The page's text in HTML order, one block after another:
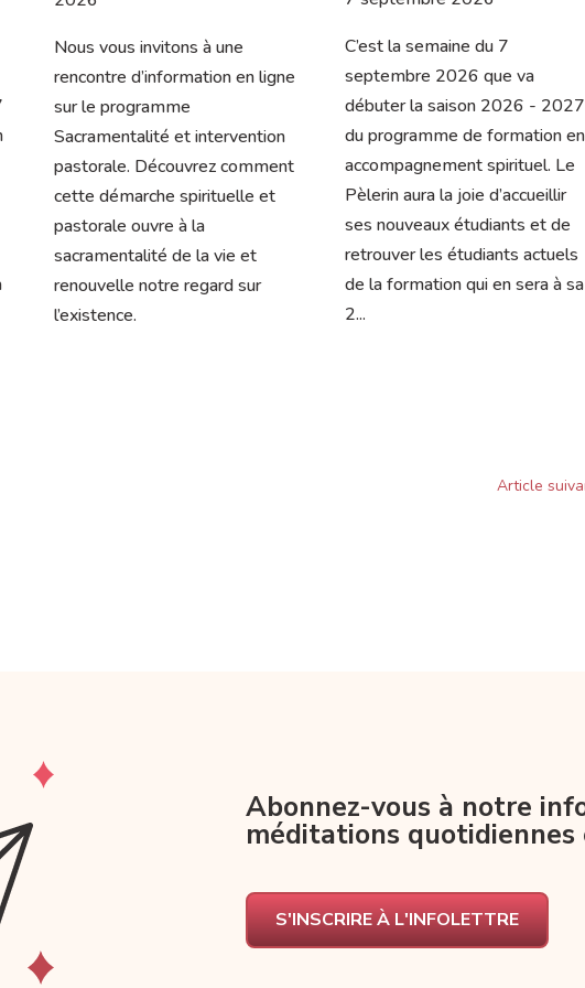
C’est la semaine du 7
septembre 2026 que va
débuter la saison 2026 - 2027
du programme de formation en
accompagnement spirituel. Le
Pèlerin aura la joie d’accueillir
ses nouveaux étudiants et de
retrouver les étudiants actuels
de la formation qui en sera à sa
2...
Nous vous invitons à une
rencontre d’information en ligne
sur le programme
Sacramentalité et intervention
pastorale. Découvrez comment
cette démarche spirituelle et
pastorale ouvre à la
sacramentalité de la vie et
renouvelle notre regard sur
l’existence.
Article
Abonnez-vous à notre
méditations
S'INSCRIRE À L'INFOLETTRE